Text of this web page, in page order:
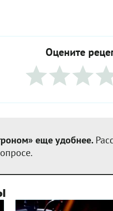
Оцените
еще удобнее.